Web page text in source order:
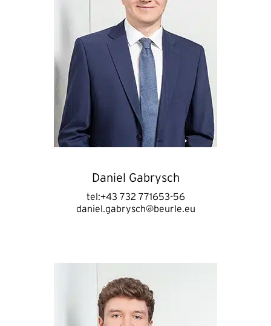
Daniel Gabrysch
tel:+43 732 771653-56
daniel.gabrysch@beurle.eu